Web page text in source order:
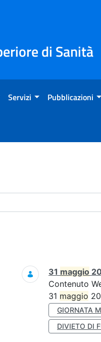
di Sanità
Servizi Pubblicazioni
- Eventi
Ricerca
31 maggio
Contenuto
31 maggio
GIORNATA
DIVIETO DI